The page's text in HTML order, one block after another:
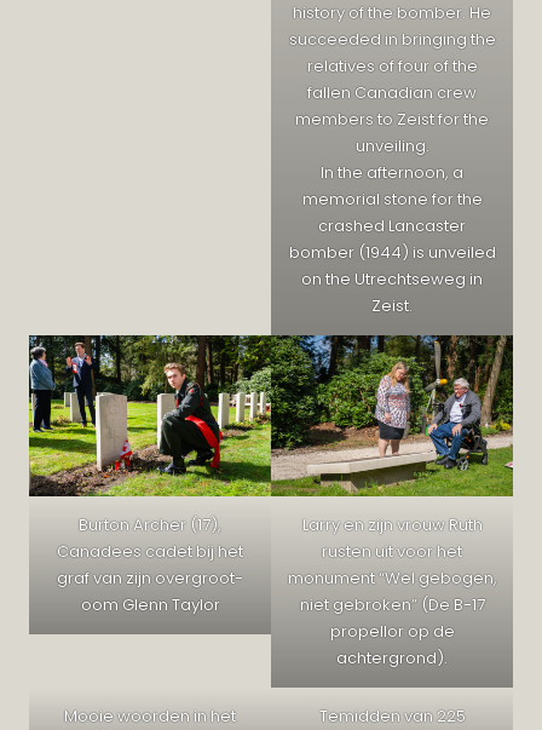
history of the bomber. He
succeeded in bringing the
relatives of four of the
fallen Canadian crew
members to Zeist for the
unveiling.
In the afternoon, a
memorial stone for the
crashed Lancaster
bomber (1944) is unveiled
on the Utrechtseweg in
Zeist.
Burton Archer (17),
Canadees cadet bij het
graf van zijn overgroot-
oom Glenn Taylor
Larry en zijn vrouw Ruth
rusten uit voor het
monument “Wel gebogen,
niet gebroken” (De B-17
propellor op de
achtergrond).
Mooie woorden in het
Temidden van 225